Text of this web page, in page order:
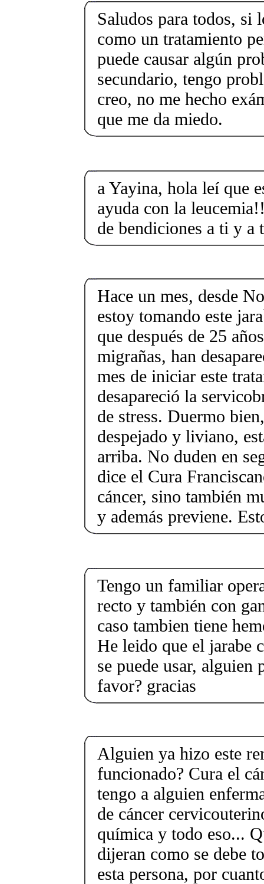
Saludos para todos, si
como un tratamiento
puede causar algún
secundario, tengo
creo, no me hecho
que me da miedo.
a Yayina, hola leí que
ayuda con la
de bendiciones a ti y a
Hace un mes, desde
estoy tomando este
que después de 25
migrañas, han
mes de iniciar este
desapareció la
de stress. Duermo
despejado y liviano,
arriba. No duden en
dice el Cura
cáncer, sino también
y además previene.
Tengo un familiar
recto y también con
caso tambien tiene
He leido que el jarabe
se puede usar, alguien
favor? gracias
Alguien ya hizo este
funcionado? Cura el
tengo a alguien
de cáncer
química y todo eso...
dijeran como se debe
esta persona, por